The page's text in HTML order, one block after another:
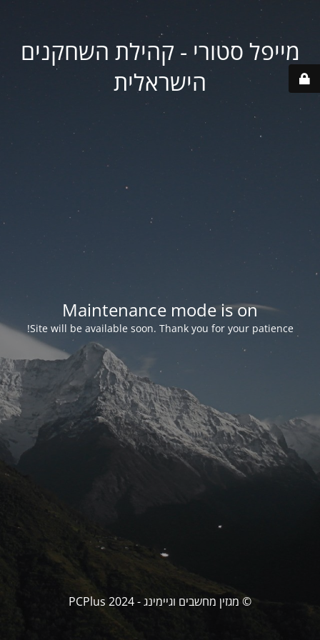
מייפל סטורי - קהילת השחקנים
הישראלית
Maintenance mode is on
Site will be available soon. Thank you for your patience!
© מגזין מחשבים וגיימינג - PCPlus 2024